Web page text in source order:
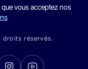
vous acceptez nos
droits réservés.